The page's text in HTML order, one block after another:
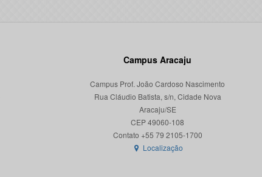
Campus Aracaju
Campus Prof. João Cardoso Nascimento
Rua Cláudio Batista, s/n, Cidade Nova
Aracaju/SE
CEP 49060-108
Localização